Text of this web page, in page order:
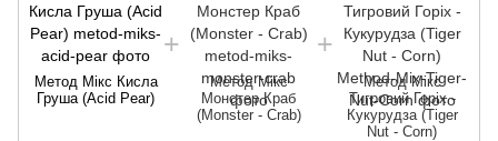
Метод Мікс Кисла
Груша (Acid Pear)
Метод Мікс
Монстер Краб
(Monster - Crab)
Метод Мікс
Тигровий Горіх -
Кукурудза (Tiger
Nut - Corn)